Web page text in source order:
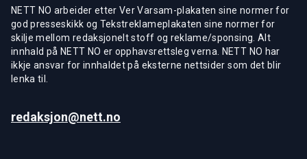
NETT NO arbeider etter Ver Varsam-plakaten sine normer for
god presseskikk og Tekstreklameplakaten sine normer for
skilje mellom redaksjonelt stoff og reklame/sponsing. Alt
innhald på NETT NO er opphavsrettsleg verna. NETT NO har
ikkje ansvar for innhaldet på eksterne nettsider som det blir
lenka til.
redaksjon@nett.no